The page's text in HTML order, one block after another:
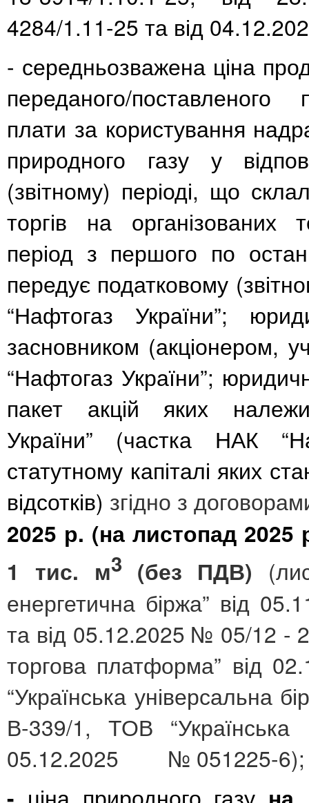
4284/1.11-25 та від
- середньозважена ціна
переданого/
плати за користування
природного газу у
(звітному) періоді, що
торгів на організованих
період з першого по
передує податковому
“Нафтогаз України”;
засновником (акціонером,
“Нафтогаз України”;
пакет акцій яких
України” (частка НАК
статутному капіталі яких
відсотків) згідно з
2025 р. (на листопад 2025
1 тис. м3 (без ПДВ)
енергетична біржа” від
та від 05.12.2025 № 05/12 -
торгова платформа” від
“Українська універсальна
В-339/1, ТОВ “Українська
05.12.2025 № 051225-6);